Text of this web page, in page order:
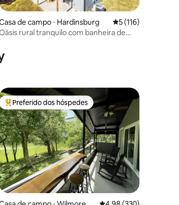
média de 5, 105 avaliações
de campo ⋅ Hardinsburg 5 de uma avaliação
5 (116)
rural tranquilo com banheira de
Entre os melhores preferidos dos hóspedes
Preferido dos hóspedes